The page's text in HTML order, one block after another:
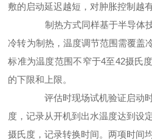
敷的启动延迟越短，对肿胀控制越有
制热方式同样基于半导体技
冷转为制热，温度调节范围需覆盖
标准为温度范围不窄于4至42摄氏
的下限和上限。
评估时现场试机验证启动时
度，记录从开机到出水温度达到设
摄氏度，记录转换时间。两项时间